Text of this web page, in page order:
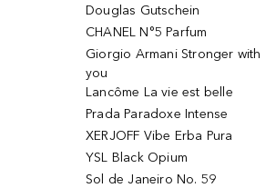
Douglas Gutschein
CHANEL N°5 Parfum
Giorgio Armani Stronger with
you
Lancôme La vie est belle
Prada Paradoxe Intense
XERJOFF Vibe Erba Pura
YSL Black Opium
Sol de Janeiro No. 59